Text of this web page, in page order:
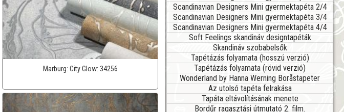
Marburg: City Glow: 34256
Scandinavian Designers Mini gyermektapéta 2/4
Scandinavian Designers Mini gyermektapéta 3/4
Scandinavian Designers Mini gyermektapéta 4/4
Soft Feelings skandináv designtapéták
Skandináv szobabelsők
Tapétázás folyamata (hosszú verzió)
Tapétázás folyamata (rövid verzió)
Wonderland by Hanna Werning Boråstapeter
Az utolsó tapéta felrakása
Tapáta eltávolításának menete
Bordűr ragasztási útmutató 2. film.